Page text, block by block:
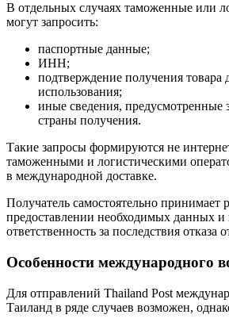
В отдельных случаях таможенные или
могут запросить:
паспортные данные;
ИНН;
подтверждение получения товара
использования;
иные сведения, предусмотренные
страны получения.
Такие запросы формируются не
таможенными и логистическими
в международной доставке.
Получатель самостоятельно принимает
предоставлении необходимых данных и
ответственность за последствия отказа
Особенности международного
Для отправлений Thailand Post
Таиланд в ряде случаев возможен,